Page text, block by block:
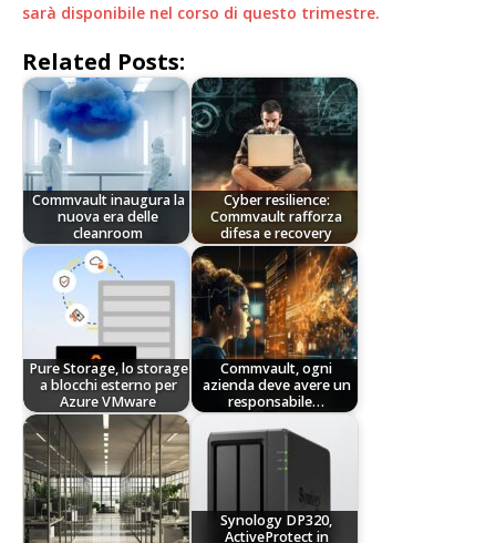
sarà disponibile nel corso di questo trimestre.
Related Posts:
Commvault inaugura la
nuova era delle
cleanroom
Cyber resilience:
Commvault rafforza
difesa e recovery
Pure Storage, lo storage
a blocchi esterno per
Azure VMware
Commvault, ogni
azienda deve avere un
responsabile…
Synology DP320,
ActiveProtect in